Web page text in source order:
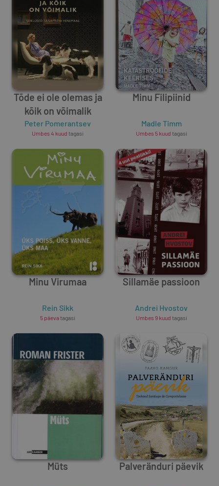
Tõde ei ole olemas ja
kõik on võimalik
Peter Pomerantsev
Umbes 4 kuud tagasi
Minu Filipiinid
Madle Timm
Umbes 5 kuud tagasi
Minu Virumaa
Rein Sikk
5 päevatagasi
Sillamäe passioon
Andrei Hvostov
Umbes 9 kuud tagasi
Müts Palveränduri päevik